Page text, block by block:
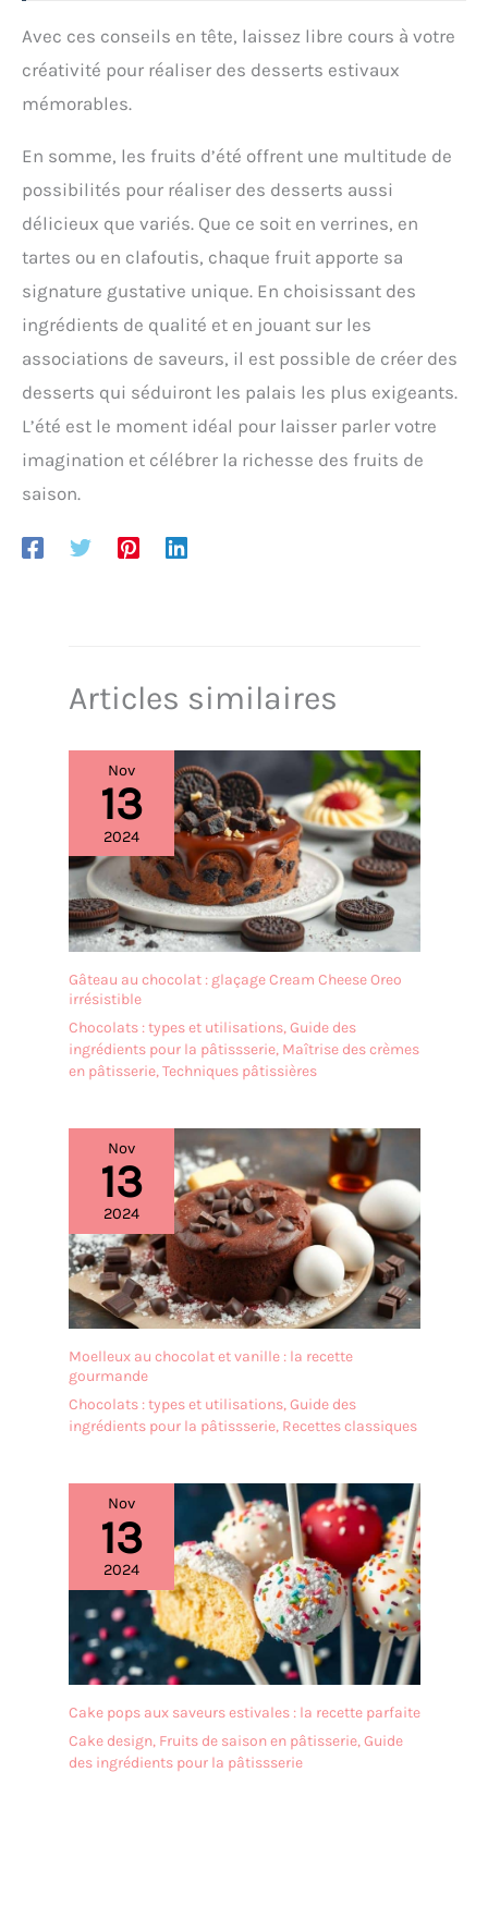
Avec ces conseils en tête, laissez libre cours à votre
créativité pour réaliser des desserts estivaux
mémorables.
En somme, les fruits d’été offrent une multitude de
possibilités pour réaliser des desserts aussi
délicieux que variés. Que ce soit en verrines, en
tartes ou en clafoutis, chaque fruit apporte sa
signature gustative unique. En choisissant des
ingrédients de qualité et en jouant sur les
associations de saveurs, il est possible de créer des
desserts qui séduiront les palais les plus exigeants.
L’été est le moment idéal pour laisser parler votre
imagination et célébrer la richesse des fruits de
saison.
Articles similaires
Nov
13
2024
Gâteau au chocolat : glaçage Cream Cheese Oreo
irrésistible
Chocolats : types et utilisations,Guide des
ingrédients pour la pâtissserie, Maîtrise des crèmes
en pâtisserie,Techniques pâtissières
Nov
13
2024
Moelleux au chocolat et vanille : la recette
gourmande
Chocolats : types et utilisations,Guide des
ingrédients pour la pâtissserie, Recettes classiques
Nov
13
2024
Cake pops aux saveurs estivales : la recette parfaite
Cake design, Fruits de saison en pâtisserie,Guide
des ingrédients pour la pâtissserie